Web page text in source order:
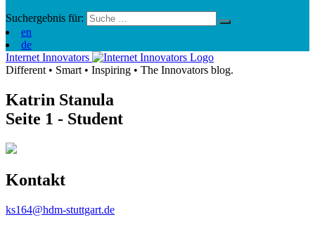
Suchergebnis für:
en
de
Internet Innovators
Different • Smart • Inspiring • The Innovators blog.
Katrin Stanula
Seite 1 - Student
Kontakt
ks164@hdm-stuttgart.de